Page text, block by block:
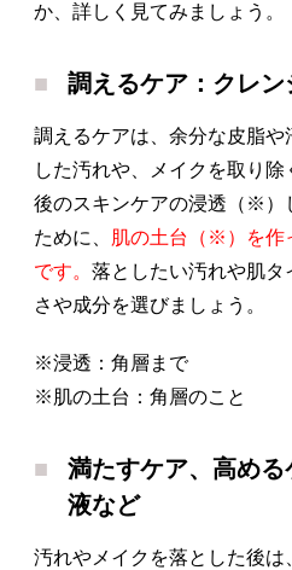
か、詳しく見てみましょう。
調えるケア：クレ
調えるケアは、余分な皮脂
した汚れや、メイクを取り
後のスキンケアの浸透（※）
ために、 肌の土台（※）を作
です。 落としたい汚れや肌タ
さや成分を選びましょう。
※浸透：角層まで
※肌の土台：角層のこと
満たすケア、高め
液など
汚れやメイクを落とした後は